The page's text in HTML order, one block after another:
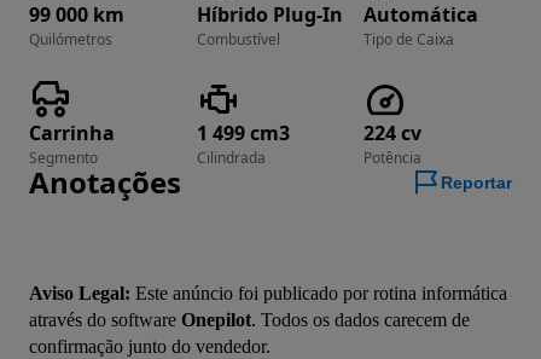
99 000 km
Quilómetros
Híbrido Plug-In
Combustível
Automática
Tipo de Caixa
Carrinha
Segmento
1 499 cm3
Cilindrada
224 cv
Potência
Anotações Reportar
Aviso Legal: Este anúncio foi publicado por rotina informática
através do software Onepilot. Todos os dados carecem de
confirmação junto do vendedor.